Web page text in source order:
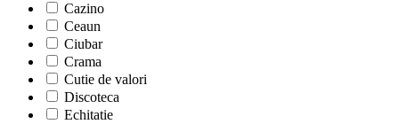
Cazino
Ceaun
Ciubar
Crama
Cutie de valori
Discoteca
Echitatie